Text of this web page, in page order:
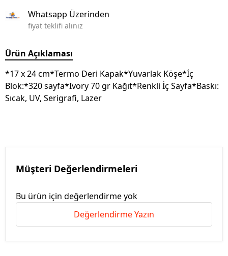
Whatsapp Üzerinden
fiyat teklifi alınız
Ürün Açıklaması
*17 x 24 cm*Termo Deri Kapak*Yuvarlak Köşe*İç
Blok:*320 sayfa*Ivory 70 gr Kağıt*Renkli İç Sayfa*Baskı:
Sıcak, UV, Serigrafi, Lazer
Müşteri Değerlendirmeleri
Bu ürün için değerlendirme yok
Değerlendirme Yazın